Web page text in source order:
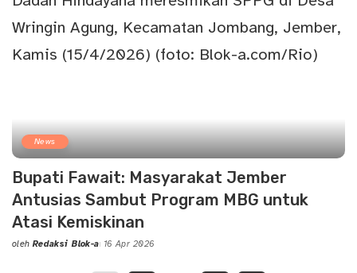
News
Bupati Fawait: Masyarakat Jember
Antusias Sambut Program MBG untuk
Atasi Kemiskinan
Posted
oleh Redaksi Blok-a 16 Apr 2026